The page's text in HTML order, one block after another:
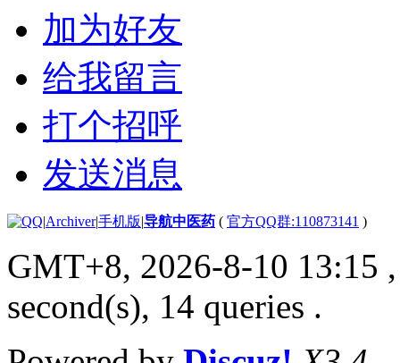
加为好友
给我留言
打个招呼
发送消息
|Archiver|手机版|导航中医药 ( 官方QQ群:110873141 )
GMT+8, 2026-8-10 13:15
second(s), 14 queries .